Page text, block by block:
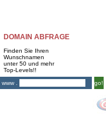
DOMAIN ABFRAGE
Finden Sie Ihren
Wunschnamen
unter 50 und mehr
Top-Levels!!
www .
go!